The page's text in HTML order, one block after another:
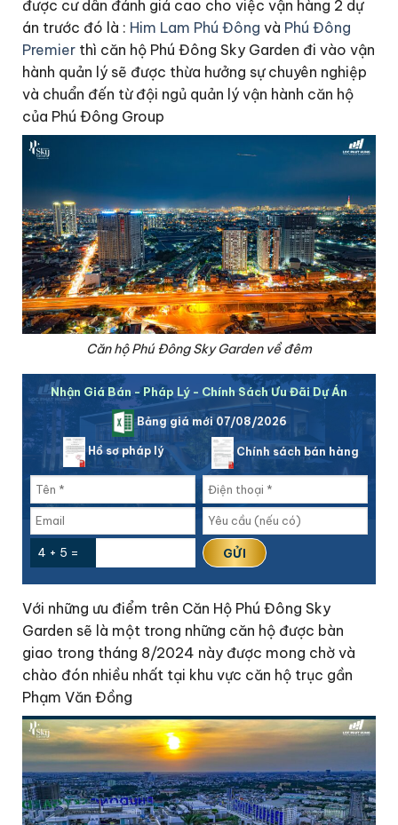
được cư dân đánh giá cao cho việc vận hàng 2 dự
án trước đó là : Him Lam Phú Đông và Phú Đông
Premier thì căn hộ Phú Đông Sky Garden đi vào vận
hành quản lý sẽ được thừa hưởng sự chuyên nghiệp
và chuẩn đến từ đội ngủ quản lý vận hành căn hộ
của Phú Đông Group
Căn hộ Phú Đông Sky Garden về đêm
Nhận Giá Bán - Pháp Lý - Chính Sách Ưu Đãi Dự Án
Bảng giá mới 07/08/2026
Hồ sơ pháp lý Chính sách bán hàng
4 + 5 =
Với những ưu điểm trên Căn Hộ Phú Đông Sky
Garden sẽ là một trong những căn hộ được bàn
giao trong tháng 8/2024 này được mong chờ và
chào đón nhiều nhất tại khu vực căn hộ trục gần
Phạm Văn Đồng